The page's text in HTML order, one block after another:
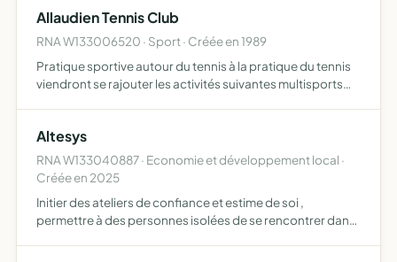
Allaudien Tennis Club
RNA W133006520 · Sport · Créée en 1989
Pratique sportive autour du tennis à la pratique du tennis
viendront se rajouter les activités suivantes multisports
Altesys
RNA W133040887 · Economie et développement local ·
Créée en 2025
Initier des ateliers de confiance et estime de soi ,
permettre à des personnes isolées de se rencontrer dans